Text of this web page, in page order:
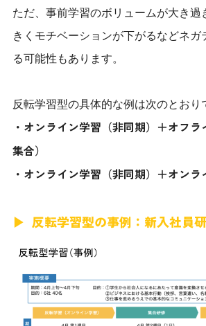
ただ、事前学習のボリュームが大き過
きくモチベーションが下がるなどネガ
る可能性もあります。
反転学習型の具体的な例は次のとおり
・オンライン学習（非同期）＋オフ
集合）
・オンライン学習（非同期）＋オンラ
反転学習型の事例：新入社員